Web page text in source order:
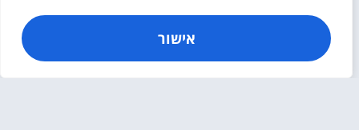
אישור
בימים אלו מוקם פרויקט מסחר ותעסוקה רחב היקף
במע״ר של אלעד, בהשקעה של כחצי מיליארד שקל,
כחלק מהיערכות לגידול מואץ באוכלוסייה. העיר,